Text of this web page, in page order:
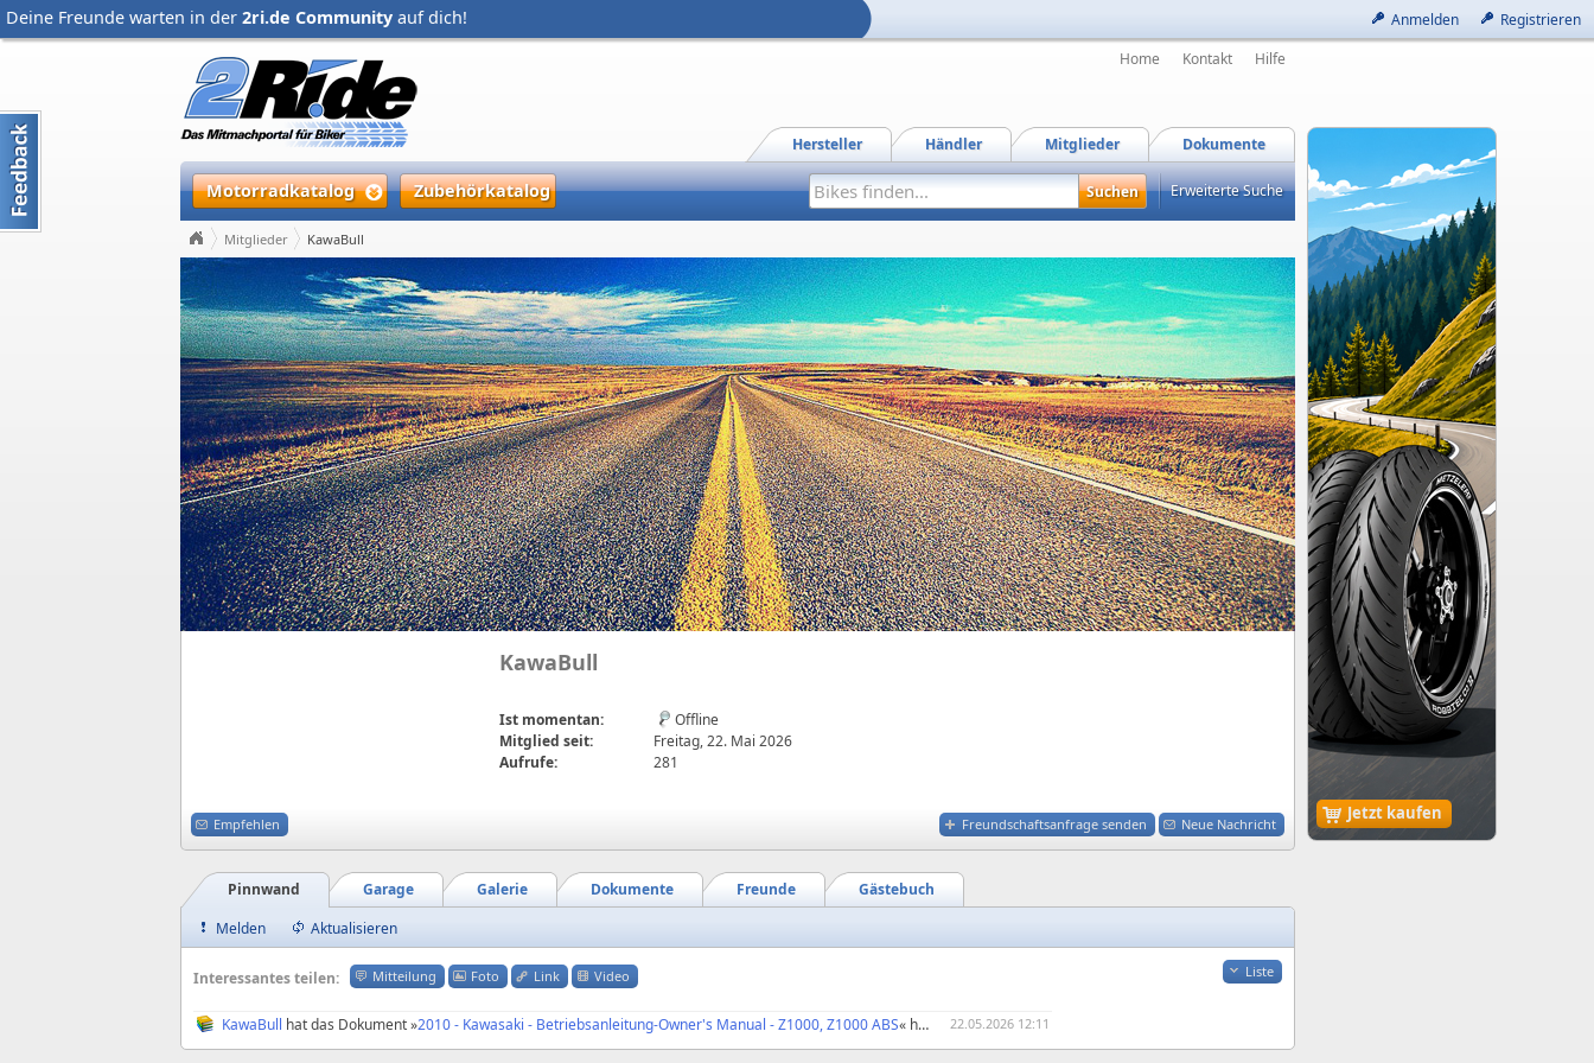
Anmelden Registrieren
Deine Freunde warten in der 2ri.de Community auf dich!
Jetzt kaufen
Home Kontakt Hilfe
Dokumente
Mitglieder
Händler
Hersteller
Motorradkatalog Zubehörkatalog Erweiterte Suche
Mitglieder KawaBull
KawaBull
Ist momentan:
Offline
Mitglied seit:
Freitag, 22. Mai 2026
Aufrufe:
281
Freundschaftsanfrage senden Neue Nachricht
Empfehlen
Gästebuch
Freunde
Dokumente
Galerie
Garage
Pinnwand
Melden
Aktualisieren
Liste
Interessantes teilen: Mitteilung Foto Link Video
22.05.2026 12:11
KawaBull hat das Dokument »2010 - Kawasaki - Betriebsanleitung-Owner's Manual - Z1000, Z1000 ABS« heruntergeladen.